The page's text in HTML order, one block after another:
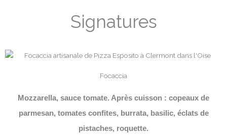
Signatures
Focaccia
Mozzarella, sauce tomate. Après cuisson : copeaux de
parmesan, tomates confites, burrata, basilic, éclats de
pistaches, roquette.